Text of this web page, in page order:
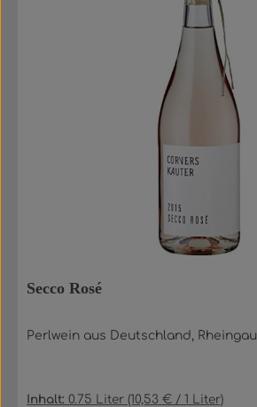
Secco Rosé
Perlwein aus Deutschland, Rheingau
Inhalt:0.75 Liter (10,53 € / 1 Liter)